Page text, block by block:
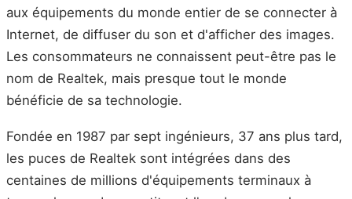
aux équipements du monde entier de se connecter à
Internet, de diffuser du son et d'afficher des images.
Les consommateurs ne connaissent peut-être pas le
nom de Realtek, mais presque tout le monde
bénéficie de sa technologie.
Fondée en 1987 par sept ingénieurs, 37 ans plus tard,
les puces de Realtek sont intégrées dans des
centaines de millions d'équipements terminaux à